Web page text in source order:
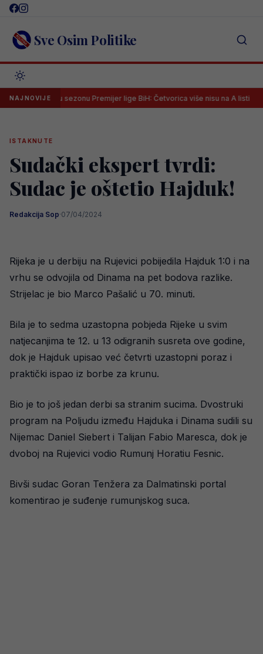
Skip
content Sve Osim Politike
NAJNOVIJE
za novu sezonu Premijer lige BiH: Četvorica više nisu na A listi
ISTAKNUTE
Sudački ekspert tvrdi:
Sudac je oštetio Hajduk!
Redakcija Sop·07/04/2024
Rijeka je u derbiju na Rujevici pobijedila Hajduk 1:0 i na
vrhu se odvojila od Dinama na pet bodova razlike.
Strijelac je bio Marco Pašalić u 70. minuti.
Bila je to sedma uzastopna pobjeda Rijeke u svim
natjecanjima te 12. u 13 odigranih susreta ove godine,
dok je Hajduk upisao već četvrti uzastopni poraz i
praktički ispao iz borbe za krunu.
Bio je to još jedan derbi sa stranim sucima. Dvostruki
program na Poljudu između Hajduka i Dinama sudili su
Nijemac Daniel Siebert i Talijan Fabio Maresca, dok je
dvoboj na Rujevici vodio Rumunj Horatiu Fesnic.
Bivši sudac Goran Tenžera za Dalmatinski portal
komentirao je suđenje rumunjskog suca.